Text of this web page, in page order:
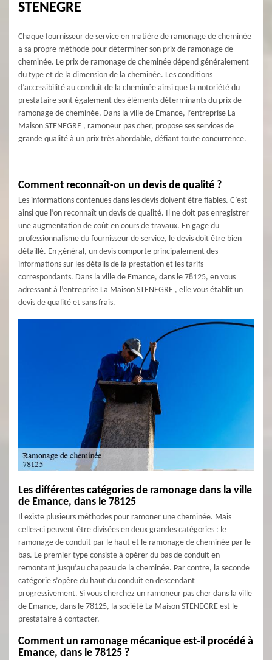
STENEGRE
Chaque fournisseur de service en matière de ramonage de cheminée
a sa propre méthode pour déterminer son prix de ramonage de
cheminée. Le prix de ramonage de cheminée dépend généralement
du type et de la dimension de la cheminée. Les conditions
d’accessibilité au conduit de la cheminée ainsi que la notoriété du
prestataire sont également des éléments déterminants du prix de
ramonage de cheminée. Dans la ville de Emance, l’entreprise La
Maison STENEGRE , ramoneur pas cher, propose ses services de
grande qualité à un prix très abordable, défiant toute concurrence.
Comment reconnaît-on un devis de qualité ?
Les informations contenues dans les devis doivent être fiables. C’est
ainsi que l’on reconnaît un devis de qualité. Il ne doit pas enregistrer
une augmentation de coût en cours de travaux. En gage du
professionnalisme du fournisseur de service, le devis doit être bien
détaillé. En général, un devis comporte principalement des
informations sur les détails de la prestation et les tarifs
correspondants. Dans la ville de Emance, dans le 78125, en vous
adressant à l’entreprise La Maison STENEGRE , elle vous établit un
devis de qualité et sans frais.
Les différentes catégories de ramonage dans la ville
de Emance, dans le 78125
Il existe plusieurs méthodes pour ramoner une cheminée. Mais
celles-ci peuvent être divisées en deux grandes catégories : le
ramonage de conduit par le haut et le ramonage de cheminée par le
bas. Le premier type consiste à opérer du bas de conduit en
remontant jusqu’au chapeau de la cheminée. Par contre, la seconde
catégorie s’opère du haut du conduit en descendant
progressivement. Si vous cherchez un ramoneur pas cher dans la ville
de Emance, dans le 78125, la société La Maison STENEGRE est le
prestataire à contacter.
Comment un ramonage mécanique est-il procédé à
Emance, dans le 78125 ?